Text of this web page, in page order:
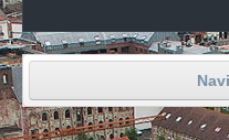
Accueil